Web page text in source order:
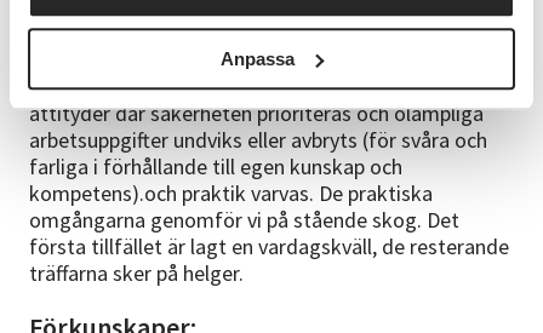
Anpassa
sågning från två håll och riskområden) Kunskaper
och färdigheter att använda och vårda tillbehör som
lyftsax, lyftkrok och måttband. Kunskaper och
attityder där säkerheten prioriteras och olämpliga
arbetsuppgifter undviks eller avbryts (för svåra och
farliga i förhållande till egen kunskap och
kompetens).och praktik varvas. De praktiska
omgångarna genomför vi på stående skog. Det
första tillfället är lagt en vardagskväll, de resterande
träffarna sker på helger.